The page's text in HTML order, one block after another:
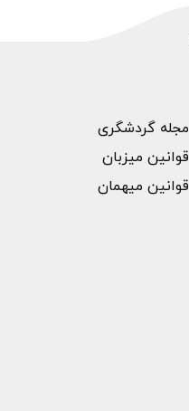
مجله گردشگری
قوانین میزبان
قوانین میهمان